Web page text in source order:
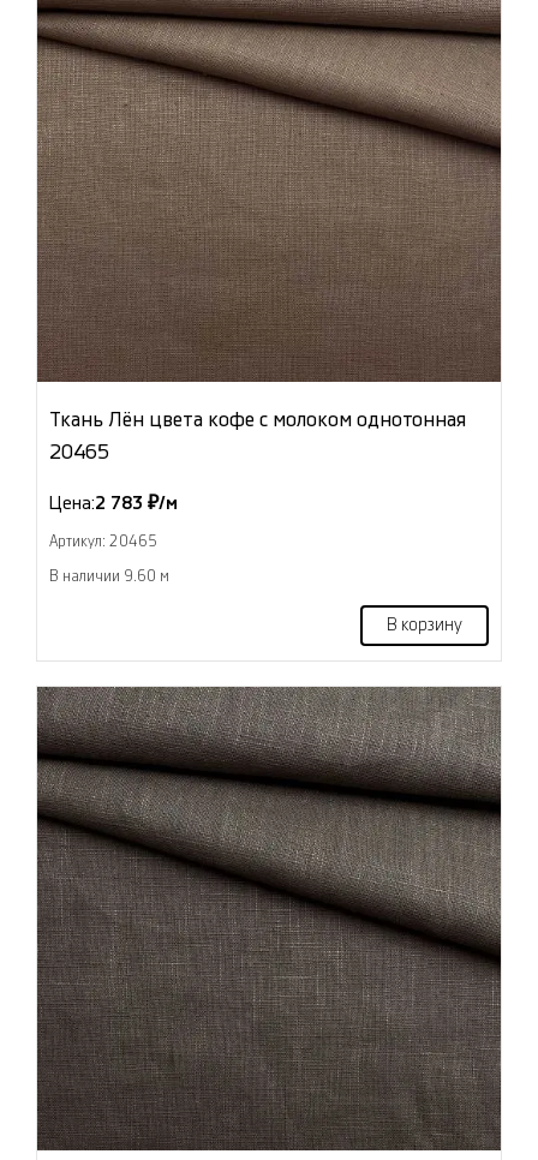
Ткань Лён цвета кофе с молоком однотонная
20465
Цена:2 783 ₽/м
Артикул: 20465
В наличии 9.60 м
В корзину